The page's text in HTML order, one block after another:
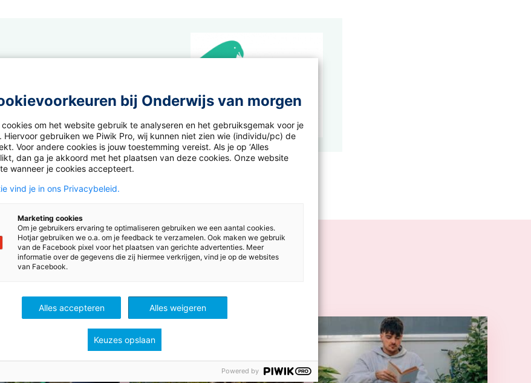
uitgekozen in samenwerking met
expert Leesvink. Meer informatie
bij Onderwijs van morgen
om het website gebruik te analyseren en het gebruiksgemak voor je
Hiervoor gebruiken we Piwik Pro, wij kunnen niet zien wie (individu/pc) de
Voor andere cookies is jouw toestemming vereist. Als je op ‘Alles
dan ga je akkoord met het plaatsen van deze cookies. Onze website
wanneer je cookies accepteert.
vind je in ons Privacybeleid.
Marketing cookies
Om je gebruikers ervaring te optimaliseren gebruiken we een aantal cookies.
Hotjar gebruiken we o.a. om je feedback te verzamelen. Ook maken we gebruik
van de Facebook pixel voor het plaatsen van gerichte advertenties. Meer
informatie over de gegevens die zij hiermee verkrijgen, vind je op de websites
van Facebook.
Alles accepteren Alles weigeren
Keuzes opslaan
Powered by